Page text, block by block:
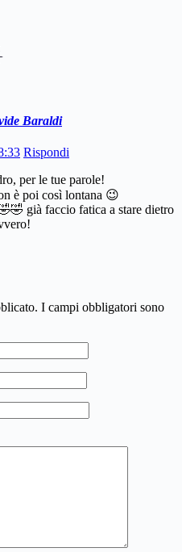
Baraldi
Rispondi
per le tue parole!
è poi così lontana 😉
già faccio fatica a stare dietro
I campi obbligatori sono